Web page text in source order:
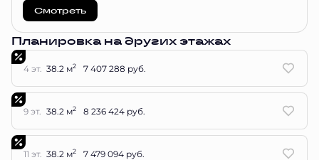
Смотреть
Планировка на других этажах
4 эт. 38.2 м2 7 407 288 руб.
9 эт. 38.2 м2 8 236 424 руб.
11 эт. 38.2 м2 7 479 094 руб.